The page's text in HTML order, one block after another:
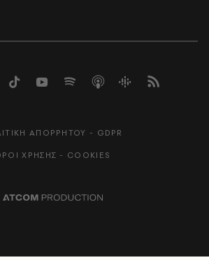
ΑΠΟΡΡΗΤΟΥ - GDPR
ΧΡΗΣΗΣ - COOKIES